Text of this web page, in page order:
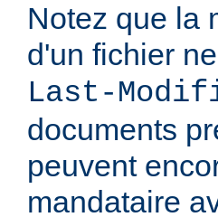
Notez que la
d'un fichier
Last-
documents
peuvent
mandataire